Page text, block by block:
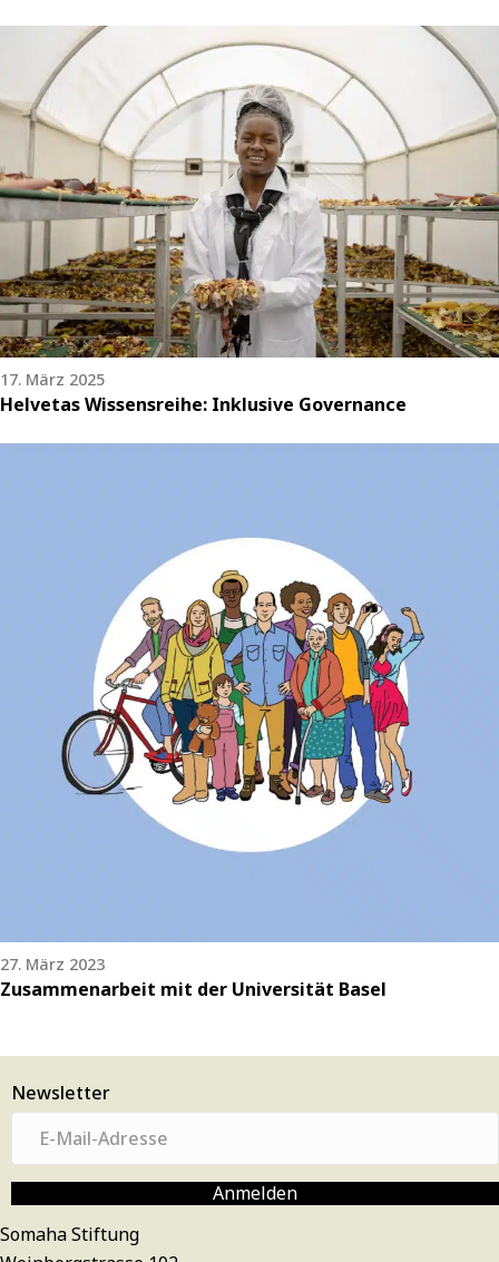
17. März 2025
Helvetas Wissensreihe: Inklusive Governance
27. März 2023
Zusammenarbeit mit der Universität Basel
Newsletter
M
a
i
Anmelden
Somaha Stiftung